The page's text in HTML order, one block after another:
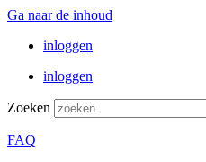
Ga naar de inhoud
inloggen
inloggen
Zoeken
FAQ